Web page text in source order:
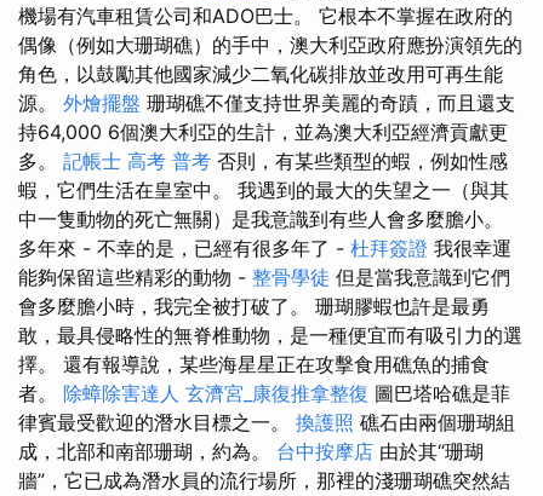
機場有汽車租賃公司和ADO巴士。 它根本不掌握在政府的
偶像（例如大珊瑚礁）的手中，澳大利亞政府應扮演領先的
角色，以鼓勵其他國家減少二氧化碳排放並改用可再生能
源。 外燴擺盤 珊瑚礁不僅支持世界美麗的奇蹟，而且還支
持64,000 6個澳大利亞的生計，並為澳大利亞經濟貢獻更
多。 記帳士 高考 普考 否則，有某些類型的蝦，例如性感
蝦，它們生活在皇室中。 我遇到的最大的失望之一（與其
中一隻動物的死亡無關）是我意識到有些人會多麼膽小。
多年來 - 不幸的是，已經有很多年了 - 杜拜簽證 我很幸運
能夠保留這些精彩的動物 - 整骨學徒 但是當我意識到它們
會多麼膽小時，我完全被打破了。 珊瑚膠蝦也許是最勇
敢，最具侵略性的無脊椎動物，是一種便宜而有吸引力的選
擇。 還有報導說，某些海星星正在攻擊食用礁魚的捕食
者。 除蟑除害達人 玄濟宮_康復推拿整復 圖巴塔哈礁是菲
律賓最受歡迎的潛水目標之一。 換護照 礁石由兩個珊瑚組
成，北部和南部珊瑚，約為。 台中按摩店 由於其“珊瑚
牆”，它已成為潛水員的流行場所，那裡的淺珊瑚礁突然結